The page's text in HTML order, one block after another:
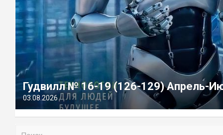
Гудвилл № 16-19 (126-129) Апрель-
03.08.2026